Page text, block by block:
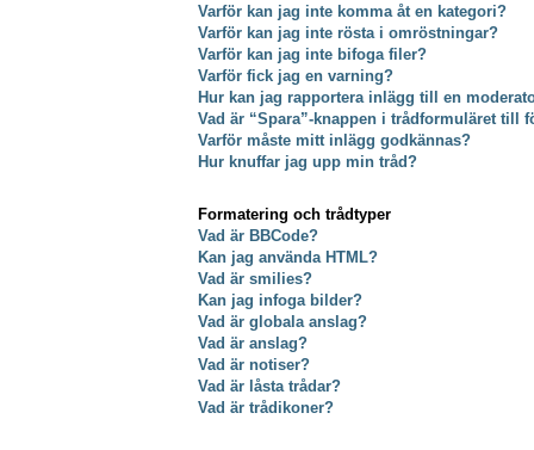
Varför kan jag inte komma åt en kategori?
Varför kan jag inte rösta i omröstningar?
Varför kan jag inte bifoga filer?
Varför fick jag en varning?
Hur kan jag rapportera inlägg till en
Vad är “Spara”-knappen i trådformuläret till
Varför måste mitt inlägg godkännas?
Hur knuffar jag upp min tråd?
Formatering och trådtyper
Vad är BBCode?
Kan jag använda HTML?
Vad är smilies?
Kan jag infoga bilder?
Vad är globala anslag?
Vad är anslag?
Vad är notiser?
Vad är låsta trådar?
Vad är trådikoner?